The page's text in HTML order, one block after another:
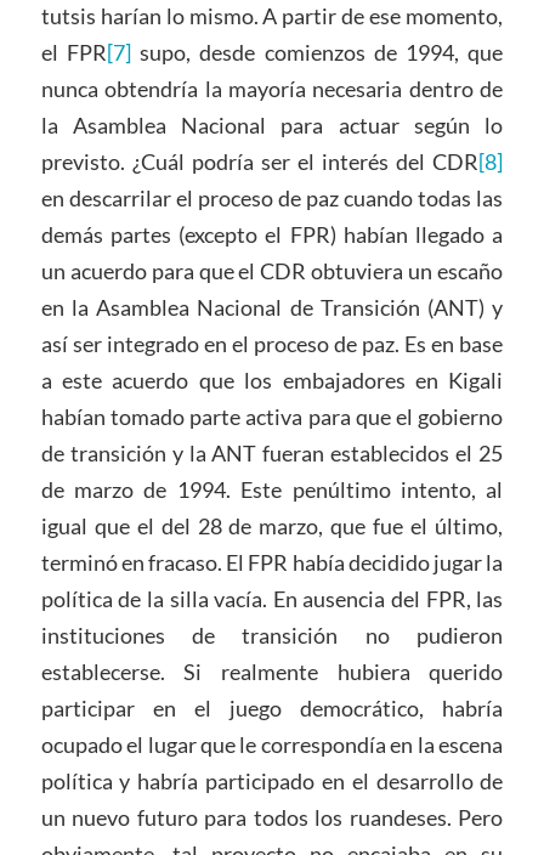
tutsis harían lo mismo. A partir de ese momento,
el FPR[7]supo, desde comienzos de 1994, que
nunca obtendría la mayoría necesaria dentro de
la Asamblea Nacional para actuar según lo
previsto. ¿Cuál podría ser el interés del CDR[8]
en descarrilar el proceso de paz cuando todas las
demás partes (excepto el FPR) habían llegado a
un acuerdo para que el CDR obtuviera un escaño
en la Asamblea Nacional de Transición (ANT) y
así ser integrado en el proceso de paz. Es en base
a este acuerdo que los embajadores en Kigali
habían tomado parte activa para que el gobierno
de transición y la ANT fueran establecidos el 25
de marzo de 1994. Este penúltimo intento, al
igual que el del 28 de marzo, que fue el último,
terminó en fracaso. El FPR había decidido jugar la
política de la silla vacía. En ausencia del FPR, las
instituciones de transición no pudieron
establecerse. Si realmente hubiera querido
participar en el juego democrático, habría
ocupado el lugar que le correspondía en la escena
política y habría participado en el desarrollo de
un nuevo futuro para todos los ruandeses. Pero